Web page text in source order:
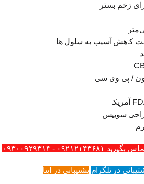
زخم بستر
کاهش آسیب به سلول ها
/ پی وی سی
سوییس
- ۰۹۳۰۰۹۳۹۳۱۴
در تلگرام پشتیبانی در ایتا